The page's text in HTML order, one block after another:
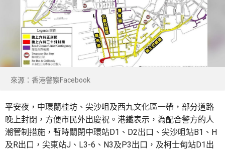
來源：香港警察Facebook
平安夜，中環蘭桂坊、尖沙咀及西九文化區一帶，部分道路
晚上封閉，方便市民外出慶祝。港鐵表示，為配合警方的人
潮管制措施，暫時關閉中環站D1、D2出口、尖沙咀站B1、H
及R出口，尖東站J、L3-6、N3及P3出口，及柯士甸站D1出